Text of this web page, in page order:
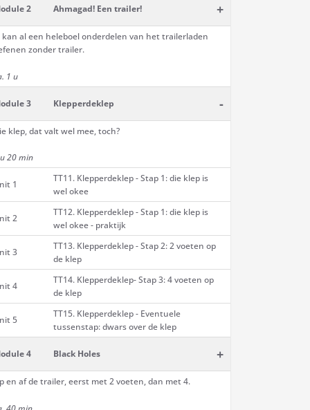
2 Ahmagad! Een trailer! +
kan al een heleboel onderdelen van het trailerladen
zonder trailer.
1 u
3 Klepperdeklep -
klep, dat valt wel mee, toch?
20 min
1
TT11. Klepperdeklep - Stap 1: die klep is
wel okee
2
TT12. Klepperdeklep - Stap 1: die klep is
wel okee - praktijk
3
TT13. Klepperdeklep - Stap 2: 2 voeten op
de klep
4
TT14. Klepperdeklep- Stap 3: 4 voeten op
de klep
5
TT15. Klepperdeklep - Eventuele
tussenstap: dwars over de klep
4 Black Holes +
en af de trailer, eerst met 2 voeten, dan met 4.